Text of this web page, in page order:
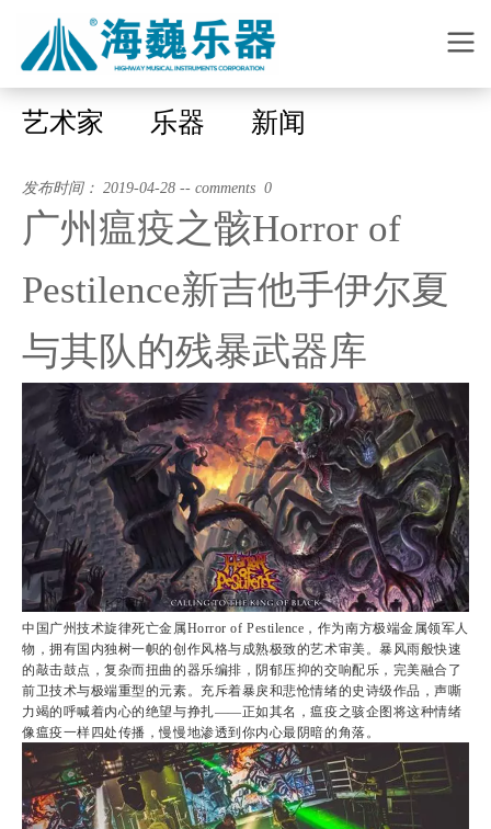
艺术家 乐器 新闻
发布时间： 2019-04-28 -- comments 0
广州瘟疫之骸Horror of
Pestilence新吉他手伊尔夏
与其队的残暴武器库
中国广州技术旋律死亡金属Horror of Pestilence，作为南方极端金属领军人
物，拥有国内独树一帜的创作风格与成熟极致的艺术审美。暴风雨般快速
的敲击鼓点，复杂而扭曲的器乐编排，阴郁压抑的交响配乐，完美融合了
前卫技术与极端重型的元素。充斥着暴戾和悲怆情绪的史诗级作品，声嘶
力竭的呼喊着内心的绝望与挣扎——正如其名，瘟疫之骇企图将这种情绪
像瘟疫一样四处传播，慢慢地渗透到你内心最阴暗的角落。